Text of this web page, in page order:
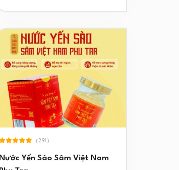
(291)
Nước Yến Sào Sâm Việt Nam